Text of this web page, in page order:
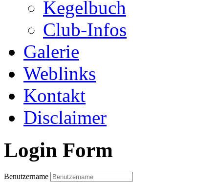
Kegelbuch
Club-Infos
Galerie
Weblinks
Kontakt
Disclaimer
Login Form
Benutzername